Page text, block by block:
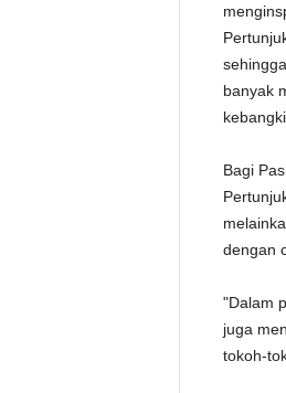
banyak
Bagi
dengan
"Dalam
juga
tokoh-